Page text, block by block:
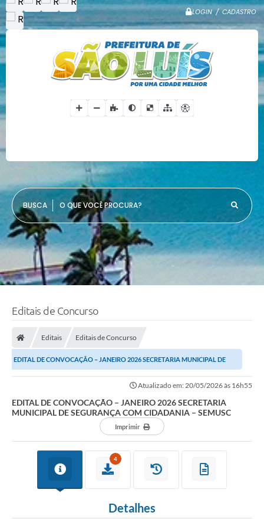
LOGIN / CADASTRO
O QUE VOCÊ PROCURA?
Editais de Concurso
Editais Editais de Concurso
EDITAL DE CONVOCAÇÃO – JANEIRO 2026 SECRETARIA MUNICIPAL DE
SEGURANÇA COM CIDADANIA – SEMUSC
Atualizado em: 20/05/2026 às 16h55
EDITAL DE CONVOCAÇÃO – JANEIRO 2026 SECRETARIA
MUNICIPAL DE SEGURANÇA COM CIDADANIA – SEMUSC
Imprimir
4
Detalhes